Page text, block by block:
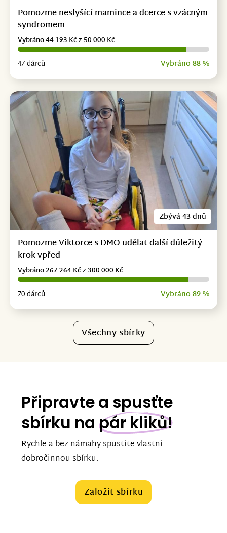
Pomozme neslyšící mamince a dcerce s vzácným
syndromem
47 dárců Vybráno 88 %
Vybráno 44 193 Kč z 50 000 Kč
Zbývá 43 dnů
Pomozme Viktorce s DMO udělat další důležitý
krok vpřed
70 dárců Vybráno 89 %
Vybráno 267 264 Kč z 300 000 Kč
Všechny sbírky
Připravte a spusťte
sbírku na pár kliků!
Rychle a bez námahy spustíte vlastní
dobročinnou sbírku.
Založit sbírku